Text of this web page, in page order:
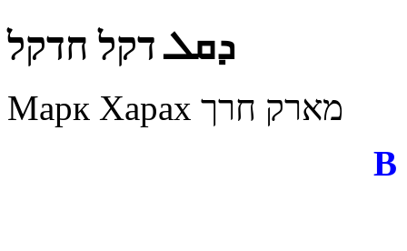
ܕܩܠ דקל חדקל
Марк Харах מארק חרך
В